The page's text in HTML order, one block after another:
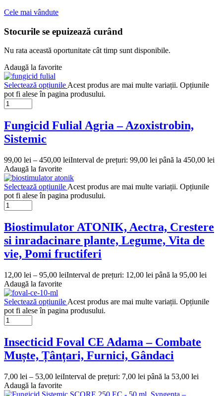
Cele mai vândute
Stocurile se epuizează curând
Nu rata această oportunitate cât timp sunt disponibile.
Adaugă la favorite
Selectează opțiunile Acest produs are mai multe variații. Opțiunile
pot fi alese în pagina produsului.
Fungicid Fulial Agria – Azoxistrobin,
Sistemic
99,00 lei – 450,00 leiInterval de prețuri: 99,00 lei până la 450,00 lei
Adaugă la favorite
Selectează opțiunile Acest produs are mai multe variații. Opțiunile
pot fi alese în pagina produsului.
Biostimulator ATONIK, Aectra, Crestere
si inradacinare plante, Legume, Vita de
vie, Pomi fructiferi
12,00 lei – 95,00 leiInterval de prețuri: 12,00 lei până la 95,00 lei
Adaugă la favorite
Selectează opțiunile Acest produs are mai multe variații. Opțiunile
pot fi alese în pagina produsului.
Insecticid Foval CE Adama – Combate
Muște, Țânțari, Furnici, Gândaci
7,00 lei – 53,00 leiInterval de prețuri: 7,00 lei până la 53,00 lei
Adaugă la favorite